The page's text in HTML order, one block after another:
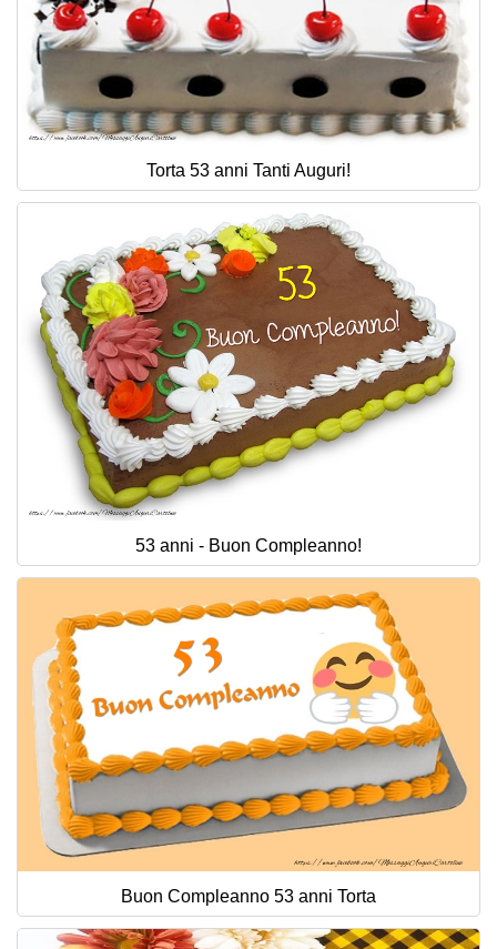
Torta 53 anni Tanti Auguri!
53 anni - Buon Compleanno!
Buon Compleanno 53 anni Torta